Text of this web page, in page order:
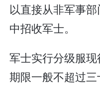
以直接从非军事
中招收军士。
军士实行分级服
期限一般不超过